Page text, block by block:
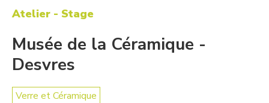
Atelier - Stage
Musée de la Céramique -
Desvres
Verre et Céramique